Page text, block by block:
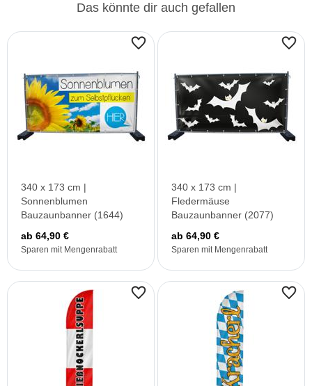
Das könnte dir auch gefallen
340 x 173 cm |
Sonnenblumen
Bauzaunbanner (1644)
ab 64,90 €
Sparen mit Mengenrabatt
340 x 173 cm |
Fledermäuse
Bauzaunbanner (2077)
ab 64,90 €
Sparen mit Mengenrabatt